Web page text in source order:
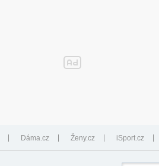
Dáma.cz Ženy.cz iSport.cz